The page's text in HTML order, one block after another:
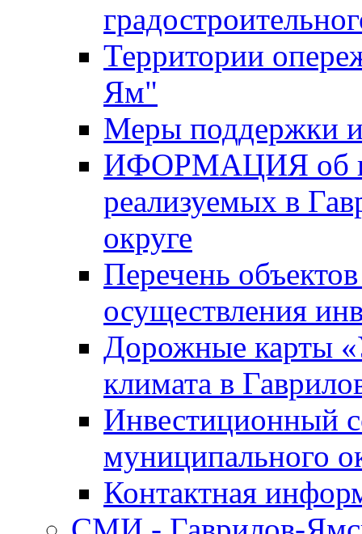
Территории
Ям"
Меры поддержки
ИФОРМАЦИЯ об
реализуемых в
округе
Перечень
осуществления
Дорожные карты
климата в
Инвестиционный
муниципального
Контактная